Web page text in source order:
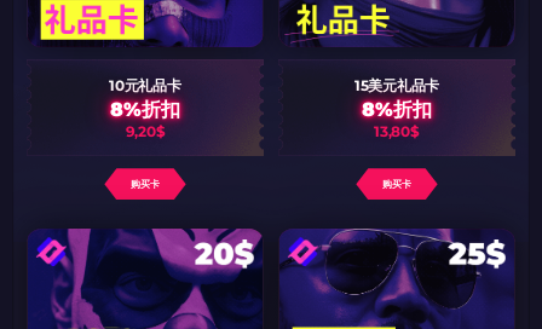
10元礼品卡
8%折扣
9,20$
购买卡
15美元礼品卡
8%折扣
13,80$
购买卡